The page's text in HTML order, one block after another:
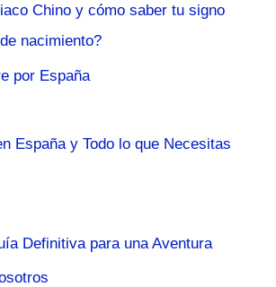
Chino y cómo saber tu signo
nacimiento?
por España
España y Todo lo que Necesitas
Definitiva para una Aventura